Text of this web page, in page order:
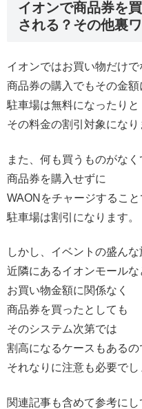
イオンで商品券を
される？その他裏
イオンではお買い物だけで
商品券の購入でもその金額
駐車場は無料になったりと
その料金の割引対象になり
また、何も買うものがなく
商品券を購入せずに
WAONをチャージすること
駐車場は割引になります。
しかし、イベントの盛ん
近隣にあるイオンモールな
お買い物金額に関係なく
商品券を買ったとしても
そのシステム次第では
割高になるケースもあるの
それなりに注意も必要でし
関連記事も含めて参考にし